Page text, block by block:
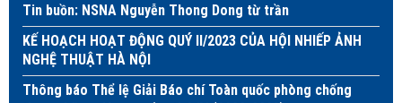
Tin buồn: NSNA Nguyễn Thong Dong từ trần
KẾ HOẠCH HOẠT ĐỘNG QUÝ II/2023 CỦA HỘI NHIẾP ẢNH
NGHỆ THUẬT HÀ NỘI
Thông báo Thể lệ Giải Báo chí Toàn quốc phòng chống